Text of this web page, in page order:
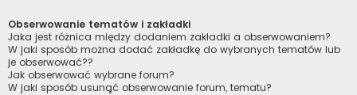
Obserwowanie tematów i zakładki
Jaka jest różnica między dodaniem zakładki a obserwowaniem?
W jaki sposób można dodać zakładkę do wybranych tematów lub
je obserwować??
Jak obserwować wybrane forum?
W jaki sposób usunąć obserwowanie forum, tematu?